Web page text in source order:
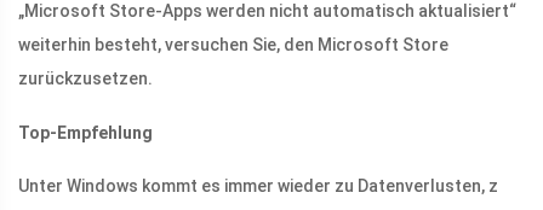
„Microsoft Store-Apps werden nicht automatisch aktualisiert“
weiterhin besteht, versuchen Sie, den Microsoft Store
zurückzusetzen.
Top-Empfehlung
Unter Windows kommt es immer wieder zu Datenverlusten, z